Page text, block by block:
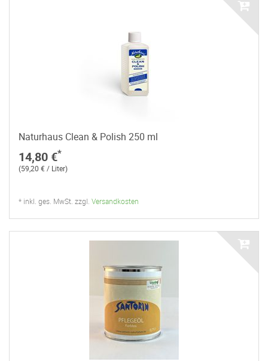
Naturhaus Clean & Polish 250 ml
14,80 €*
(59,20 € / Liter)
* inkl. ges. MwSt. zzgl. Versandkosten